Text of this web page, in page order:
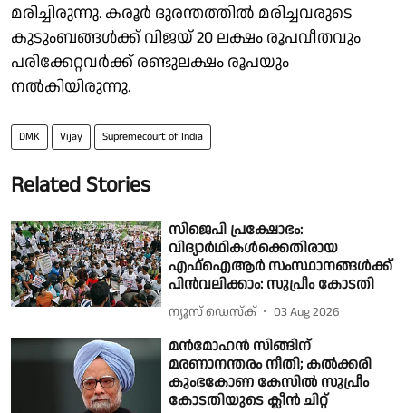
മരിച്ചിരുന്നു. കരൂർ ദുരന്തത്തിൽ മരിച്ചവരുടെ
കുടുംബങ്ങൾക്ക് വിജയ് 20 ലക്ഷം രൂപവീതവും
പരിക്കേറ്റവർക്ക് രണ്ടുലക്ഷം രൂപയും
നൽകിയിരുന്നു.
DMK Vijay Supremecourt of India
Related Stories
സിജെപി പ്രക്ഷോഭം:
വിദ്യാര്‍ഥികള്‍ക്കെതിരായ
എഫ്ഐആര്‍ സംസ്ഥാനങ്ങള്‍ക്ക്
പിന്‍വലിക്കാം: സുപ്രീം കോടതി
ന്യൂസ് ഡെസ്ക് 03 Aug 2026
മന്‍മോഹന്‍ സിങ്ങിന്
മരണാനന്തരം നീതി; കല്‍ക്കരി
കുംഭകോണ കേസില്‍ സുപ്രീം
കോടതിയുടെ ക്ലീന്‍ ചിറ്റ്